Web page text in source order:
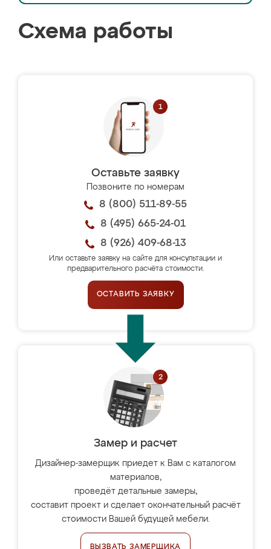
Схема работы
Оставьте заявку
Позвоните по номерам
8 (800) 511-89-55
8 (495) 665-24-01
8 (926) 409-68-13
Или оставьте заявку на сайте для консультации и
предварительного расчёта стоимости.
ОСТАВИТЬ ЗАЯВКУ
Замер и расчет
Дизайнер-замерщик приедет к Вам с каталогом
материалов,
проведёт детальные замеры,
составит проект и сделает окончательный расчёт
стоимости Вашей будущей мебели.
ВЫЗВАТЬ ЗАМЕРЩИКА